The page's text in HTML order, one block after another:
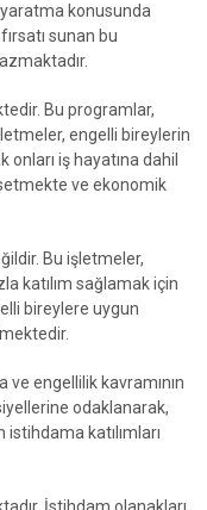
konusunda
sunan bu
Bu programlar,
engelli bireylerin
iş hayatına dahil
ve ekonomik
Bu işletmeler,
katılım sağlamak için
bireylere uygun
ve engellilik kavramının
odaklanarak,
katılımları